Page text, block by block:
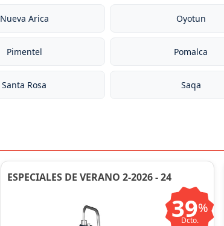
Nueva Arica Oyotun
Pimentel Pomalca
Santa Rosa Saqa
ESPECIALES DE VERANO 2-2026 - 24
39%
Dcto.